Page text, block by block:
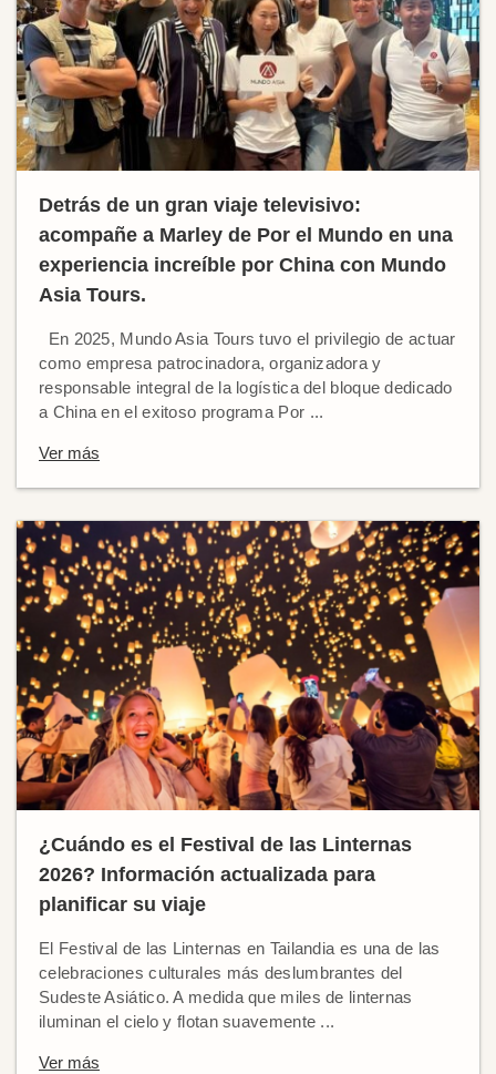
Detrás de un gran viaje televisivo:
acompañe a Marley de Por el Mundo en una
experiencia increíble por China con Mundo
Asia Tours.
En 2025, Mundo Asia Tours tuvo el privilegio de actuar
como empresa patrocinadora, organizadora y
responsable integral de la logística del bloque dedicado
a China en el exitoso programa Por ...
Ver más
¿Cuándo es el Festival de las Linternas
2026? Información actualizada para
planificar su viaje
El Festival de las Linternas en Tailandia es una de las
celebraciones culturales más deslumbrantes del
Sudeste Asiático. A medida que miles de linternas
iluminan el cielo y flotan suavemente ...
Ver más